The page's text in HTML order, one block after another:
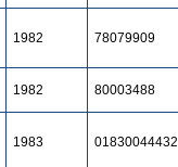
1982 78079909
1982 80003488
1983 01830044432